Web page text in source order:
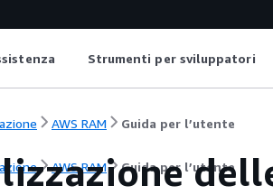
Strumenti per sviluppatori
AWS RAM Guida per l’utente
AWS RAM Guida per l’utente